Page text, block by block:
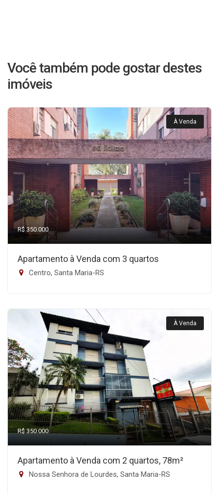
Você também pode gostar destes
imóveis
À Venda
R$ 350.000
Apartamento à Venda com 3 quartos
Centro, Santa Maria-RS
À Venda
R$ 350.000
Apartamento à Venda com 2 quartos, 78m²
Nossa Senhora de Lourdes, Santa Maria-RS